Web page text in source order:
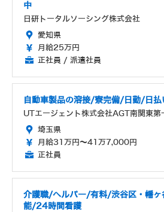
中
日研トータルソーシング株式会社
愛知県
月給25万円
正社員 / 派遣社員
自動車製品の溶接/寮完備/日勤/日
UTエージェント株式会社AGT南関東第
埼玉県
月給31万円～41万7,000円
正社員
介護職/ヘルパー/有料/渋谷区・幡
能/24時間看護